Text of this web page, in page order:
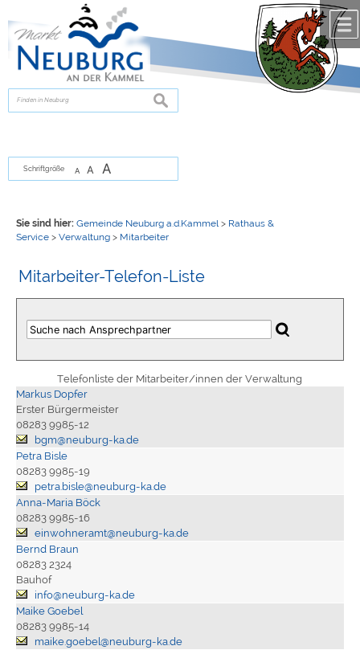
zur Navigationoder
springen.
suchen
Schriftgröße A A A
Sie sind hier: Gemeinde Neuburg a.d.Kammel > Rathaus &
Service> Verwaltung> Mitarbeiter
Mitarbeiter-Telefon-Liste
Telefonliste der Mitarbeiter/innen der Verwaltung
Markus Dopfer
Erster Bürgermeister
08283 9985-12
bgm@neuburg-ka.de
Petra Bisle
08283 9985-19
petra.bisle@neuburg-ka.de
Anna-Maria Böck
08283 9985-16
einwohneramt@neuburg-ka.de
Bernd Braun
08283 2324
Bauhof
info@neuburg-ka.de
Maike Goebel
08283 9985-14
maike.goebel@neuburg-ka.de